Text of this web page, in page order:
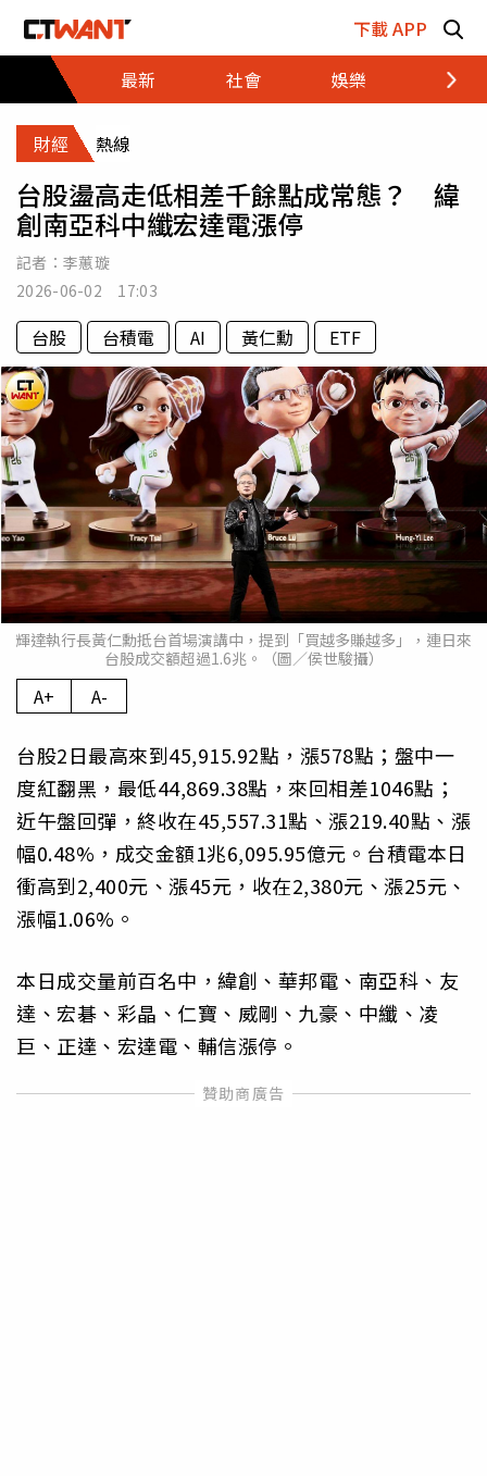
下載 APP
最新
社會 娛樂 財經
財經 熱線
台股盪高走低相差千餘點成常態？ 緯
創南亞科中纖宏達電漲停
記者： 李蕙璇
2026-06-02 17:03
台股 台積電 AI 黃仁勳 ETF
輝達執行長黃仁勳抵台首場演講中，提到「買越多賺越多」，連日來
台股成交額超過1.6兆。（圖／侯世駿攝）
A+ A-
台股2日最高來到45,915.92點，漲578點；盤中一
度紅翻黑，最低44,869.38點，來回相差1046點；
近午盤回彈，終收在45,557.31點、漲219.40點、漲
幅0.48%，成交金額1兆6,095.95億元。台積電本日
衝高到2,400元、漲45元，收在2,380元、漲25元、
漲幅1.06%。
本日成交量前百名中，緯創、華邦電、南亞科、友
達、宏碁、彩晶、仁寶、威剛、九豪、中纖、凌
巨、正達、宏達電、輔信漲停。